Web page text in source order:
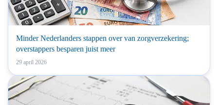
Minder Nederlanders stappen over van zorgverzekering;
overstappers besparen juist meer
29 april 2026